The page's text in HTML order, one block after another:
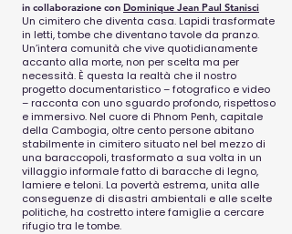
in collaborazione con Dominique Jean Paul Stanisci
Un cimitero che diventa casa. Lapidi trasformate
in letti, tombe che diventano tavole da pranzo.
Un’intera comunità che vive quotidianamente
accanto alla morte, non per scelta ma per
necessità. È questa la realtà che il nostro
progetto documentaristico – fotografico e video
– racconta con uno sguardo profondo, rispettoso
e immersivo. Nel cuore di Phnom Penh, capitale
della Cambogia, oltre cento persone abitano
stabilmente in cimitero situato nel bel mezzo di
una baraccopoli, trasformato a sua volta in un
villaggio informale fatto di baracche di legno,
lamiere e teloni. La povertà estrema, unita alle
conseguenze di disastri ambientali e alle scelte
politiche, ha costretto intere famiglie a cercare
rifugio tra le tombe.